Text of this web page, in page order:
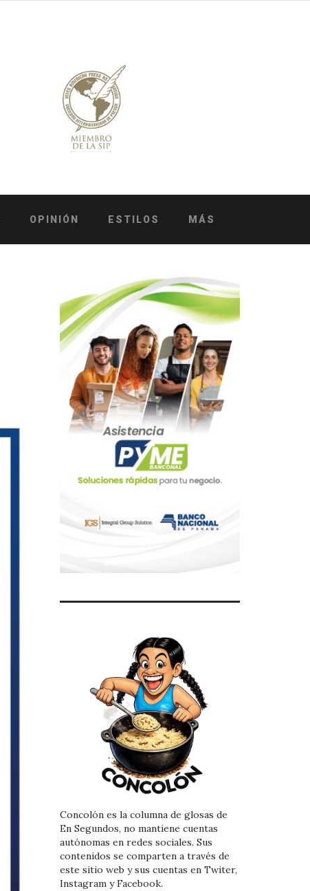
OPINIÓN ESTILOS MÁS
Concolón es la columna de glosas de
En Segundos, no mantiene cuentas
autónomas en redes sociales. Sus
contenidos se comparten a través de
este sitio web y sus cuentas en Twiter,
Instagram y Facebook.